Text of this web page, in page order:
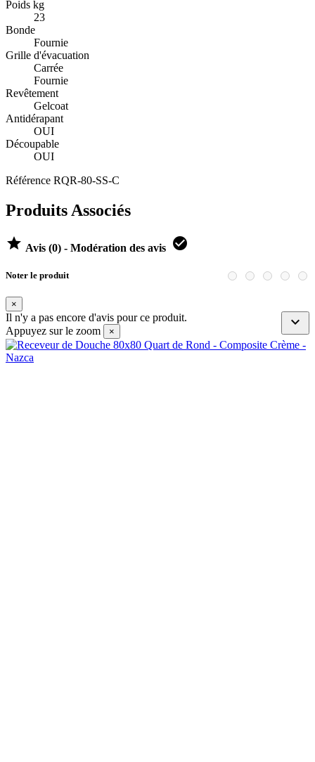
Poids kg
23
Bonde
Fournie
Grille d'évacuation
Carrée
Fournie
Revêtement
Gelcoat
Antidérapant
OUI
Découpable
OUI
Référence RQR-80-SS-C
Produits Associés
 Avis (0) - Modération des avis 
Noter le produit
×

Il n'y a pas encore d'avis pour ce produit.
Appuyez sur le zoom
×